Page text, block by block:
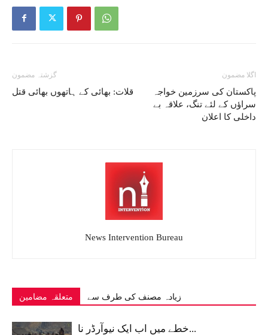
گزشتہ مضمون
قلات: بھائی کے ہاتھوں بھائی قتل
اگلا مضمون
پاکستان کی سرزمین خواجہ
سراؤں کے لئے تنگ، علاقہ بے
داخلی کا اعلان
News Intervention Bureau
متعلقہ مضامین زیادہ مصنف کی طرف سے
خطے میں اب ایک نیوآرڈر نا...